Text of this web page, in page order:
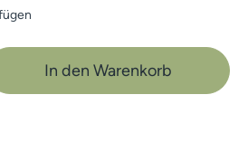
den gewünschten
In den Warenkorb